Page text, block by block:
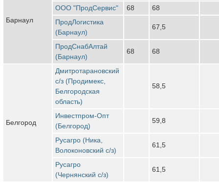
Барнаул
ООО "ПродСервис" 68
68
ПродЛогистика
(Барнаул)
67,5
ПродСнабАлтай
(Барнаул)
68 68
Белгород
Дмитротарановский
с/з (Продимекс,
Белгородская
область)
58,5
Инвестпром-Опт
(Белгород)
59,8
Русагро (Ника,
Волоконовский с/з)
61,5
Русагро
(Чернянский с/з)
61,5